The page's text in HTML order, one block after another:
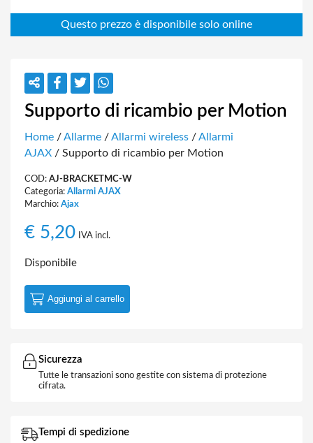
Supporto di ricambio per Motion
Home /Allarme /Allarmi wireless /Allarmi
AJAX / Supporto di ricambio per Motion
COD: AJ-BRACKETMC-W
Categoria: Allarmi AJAX
Marchio: Ajax
€ 5,20 IVA incl.
Disponibile
Aggiungi al carrello
Sicurezza
Tutte le transazioni sono gestite con sistema di protezione
cifrata.
Tempi di spedizione